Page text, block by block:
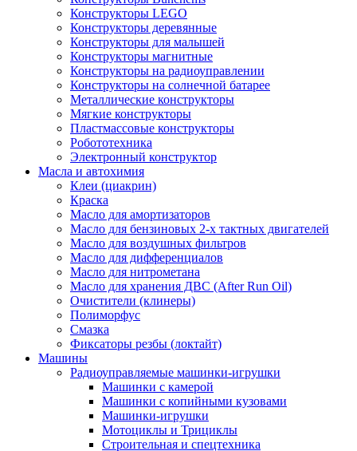
Конструкторы LEGO
Конструкторы деревянные
Конструкторы для малышей
Конструкторы магнитные
Конструкторы на радиоуправлении
Конструкторы на солнечной батарее
Металлические конструкторы
Мягкие конструкторы
Пластмассовые конструкторы
Робототехника
Электронный конструктор
Масла и автохимия
Клеи (циакрин)
Краска
Масло для амортизаторов
Масло для бензиновых 2-х тактных двигателей
Масло для воздушных фильтров
Масло для дифференциалов
Масло для нитрометана
Масло для хранения ДВС (After Run Oil)
Очистители (клинеры)
Полиморфус
Смазка
Фиксаторы резбы (локтайт)
Машины
Радиоуправляемые машинки-игрушки
Машинки с камерой
Машинки с копийными кузовами
Машинки-игрушки
Мотоциклы и Трициклы
Строительная и спецтехника